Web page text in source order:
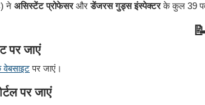
ने असिस्टेंट प्रोफेसरऔरडेंजरस गुड्स इंस्पेक्टरके कुल 39
पर जाएं
वेबसाइटपर जाएं।
पर जाएं